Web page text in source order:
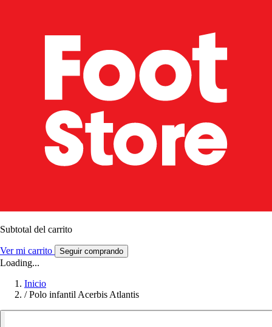
Subtotal del carrito
Ver mi carrito Seguir comprando
Loading...
Inicio
/ Polo infantil Acerbis Atlantis